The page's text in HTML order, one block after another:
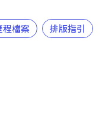
程檔案
排版指引